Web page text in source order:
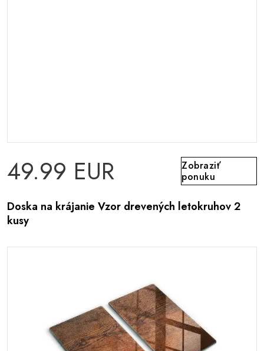
49.99 EUR
Zobraziť
ponuku
Doska na krájanie Vzor drevených letokruhov 2
kusy